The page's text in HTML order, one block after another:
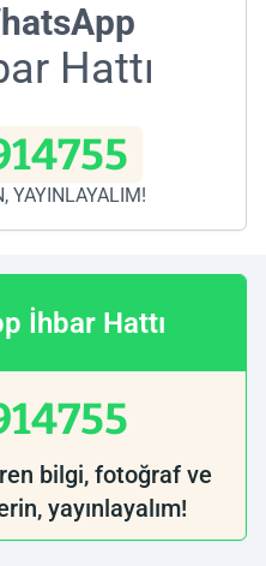
Hattı
YAYINLAYALIM!
İhbar Hattı
bilgi, fotoğraf ve
yayınlayalım!